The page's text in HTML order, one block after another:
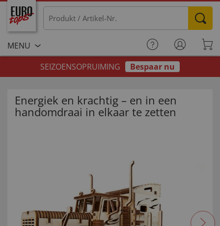
MENU
SEIZOENSOPRUIMING
Bespaar nu
Energiek en krachtig – en in een
handomdraai in elkaar te zetten